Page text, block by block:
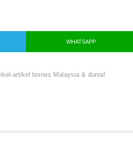
WHATSAPP
artikel bisnes Malaysia & dunia!